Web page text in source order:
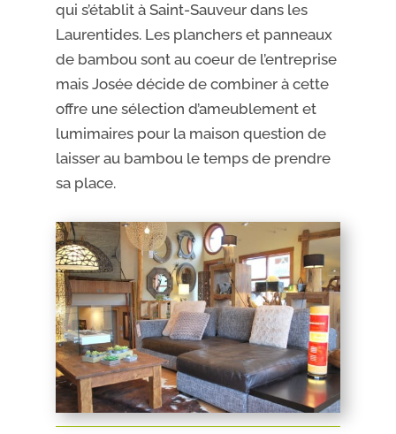
qui s’établit à Saint-Sauveur dans les
Laurentides. Les planchers et panneaux
de bambou sont au coeur de l’entreprise
mais Josée décide de combiner à cette
offre une sélection d’ameublement et
lumimaires pour la maison question de
laisser au bambou le temps de prendre
sa place.